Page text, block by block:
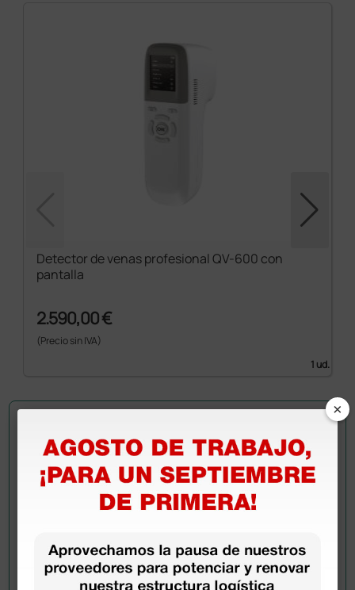
Detector de venas profesional QV-600 con
pantalla
2.590,00 €
(Precio sin IVA)
1 ud.
¿Todavía tienes alguna duda? ¿Necesitas más
×